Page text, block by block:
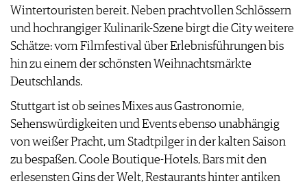
Wintertouristen bereit. Neben prachtvollen Schlössern
und hochrangiger Kulinarik-Szene birgt die City weitere
Schätze: vom Filmfestival über Erlebnisführungen bis
hin zu einem der schönsten Weihnachtsmärkte
Deutschlands.
Stuttgart ist ob seines Mixes aus Gastronomie,
Sehenswürdigkeiten und Events ebenso unabhängig
von weißer Pracht, um Stadtpilger in der kalten Saison
zu bespaßen. Coole Boutique-Hotels, Bars mit den
erlesensten Gins der Welt, Restaurants hinter antiken